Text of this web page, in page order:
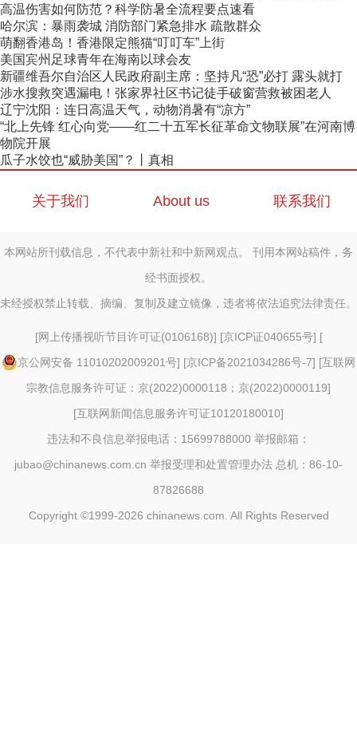
高温伤害如何防范？科学防暑全流程要点速看
哈尔滨：暴雨袭城 消防部门紧急排水 疏散群众
萌翻香港岛！香港限定熊猫“叮叮车”上街
美国宾州足球青年在海南以球会友
新疆维吾尔自治区人民政府副主席：坚持凡“恐”必打 露头就打
涉水搜救突遇漏电！张家界社区书记徒手破窗营救被困老人
辽宁沈阳：连日高温天气，动物消暑有“凉方”
“北上先锋 红心向党——红二十五军长征革命文物联展”在河南博
物院开展
瓜子水饺也“威胁美国”？丨真相
关于我们 About us 联系我们
本网站所刊载信息，不代表中新社和中新网观点。 刊用本网站稿件，务
经书面授权。
未经授权禁止转载、摘编、复制及建立镜像，违者将依法追究法律责任。
[网上传播视听节目许可证(0106168)] [京ICP证040655号] [
京公网安备 11010202009201号] [京ICP备2021034286号-7] [互联网
宗教信息服务许可证：京(2022)0000118；京(2022)0000119]
[互联网新闻信息服务许可证10120180010]
违法和不良信息举报电话：15699788000 举报邮箱：
jubao@chinanews.com.cn 举报受理和处置管理办法 总机：86-10-
87826688
Copyright ©1999-2026 chinanews.com. All Rights Reserved